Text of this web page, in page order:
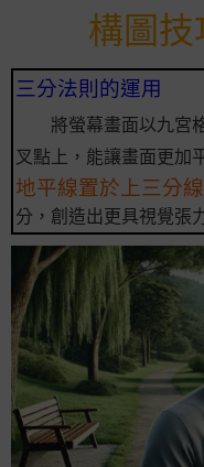
構圖
三分法則的運用
將螢幕畫面以九宮
叉點上，能讓畫面更加
地平線置於上三分
分，創造出更具視覺張